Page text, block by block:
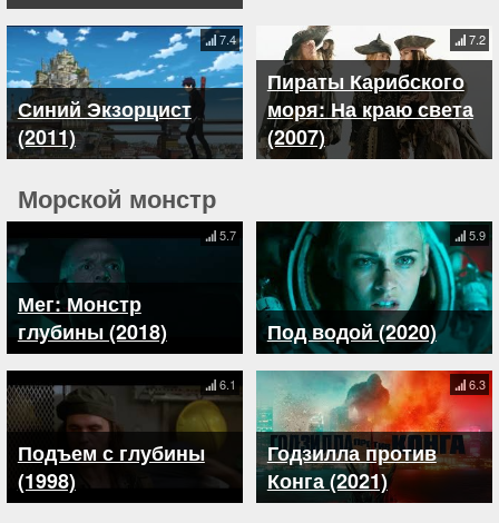
Синий Экзорцист
(2011)
7.4
Пираты Карибского
моря: На краю света
(2007)
7.2
Морской монстр
Мег: Монстр
глубины (2018)
5.7
Под водой (2020)
5.9
Подъем с глубины
(1998)
6.1
Годзилла против
Конга (2021)
6.3